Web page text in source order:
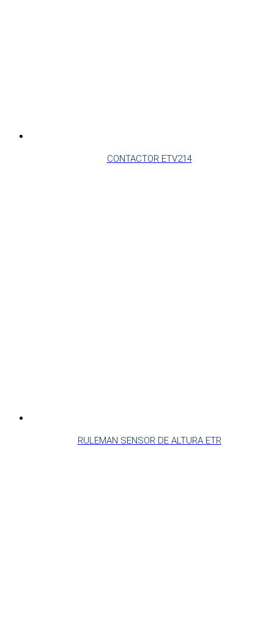
CONTACTOR ETV214
RULEMAN SENSOR DE ALTURA ETR